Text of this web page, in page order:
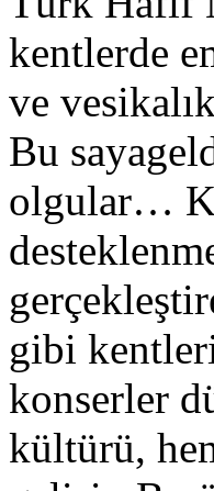
kentlerde
ve
Bu
olgular…
gibi
konserler
kültürü,